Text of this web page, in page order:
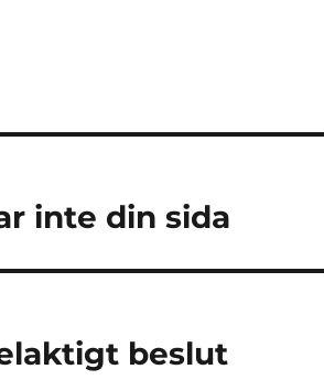
inte din sida
beslut